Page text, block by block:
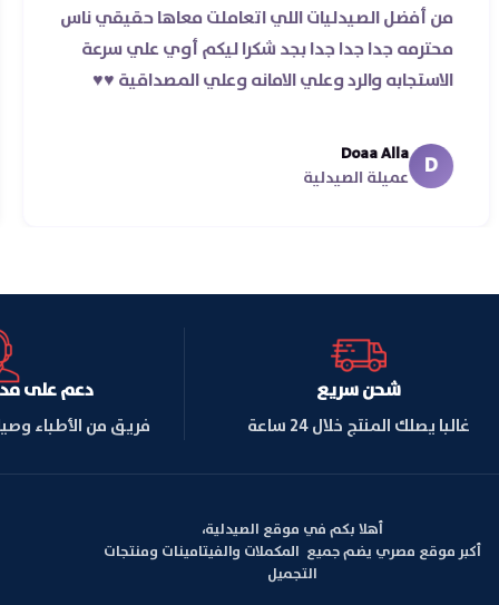
من أفضل الصيدليات اللي اتعاملت معاها حقيقي
محترمه جدا جدا جدا بجد شكرا ليكم أوي علي سرعة
الاستجابه والرد وعلي الامانه وعلي المصداقية ♥️♥️‏
D
عميلة الصيدلية
شحن سريع
غالبا يصلك المنتج خلال 24 ساعة
دعم على مدار
فريق من الأطباء
أهلا بكم في موقع الصيدلية،
أكبر موقع مصري يضم جميع المكملات والفيتامينات ومنتجات
التجميل